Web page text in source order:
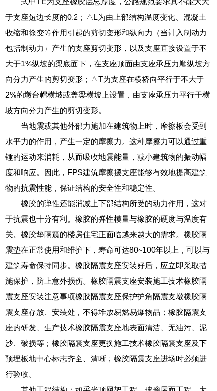
于支座短边长度的0.2；△L为由上部结构温度变化、混凝土
收缩和徐变等作用引起的剪切变形和纵向力（当计入制动力
包括制动力）产生的支座剪切变形，以及支座直接设置于不
大于1%纵坡的梁底面下，在支座顶面由支座承压力顺纵坡方
向分力产生的剪切变形；△T为支座在横桥向平行于不大于
2%的墩台帽横坡或盖梁横坡上设置，由支座承压力平行于横
坡方向分力产生的剪切变形。
当地震或其他外部力施加在建筑物上时，摩擦板会受到
水平力的作用，产生一定的摩擦力。这种摩擦力可以通过重
锤的运动来消耗，从而吸收地震能量，减小建筑物的振动幅
度和响应。因此，FPS建筑摩擦摆支座能够有效地提高建筑
物的抗震性能，保证结构的安全性和稳定性。
橡胶的弹性还能消减上下部结构所受的动力作用，这对
于抗震也十分有利。橡胶的弹性模量与橡胶的硬度与温度有
关。橡胶垫隔震的楼房住宅正面临越来越大的需求。橡胶隔
震垫在正常使用和维护下，寿命可达80~100年以上，可以与
建筑寿命保持同步。橡胶隔震支座安装好后，应立即采取措
施保护，防止意外损伤。橡胶隔震支座安装施工技术橡胶隔
震支座安装注意事项橡胶隔震支座保护护角隔震支墩橡胶隔
震支座存放、安装处，不得堆放易燃易爆物品；橡胶隔震支
座的研发、生产技术橡胶隔震支座地表面清洁、无油污、泥
沙、破损等；橡胶隔震支座更换施工技术橡胶隔震支座及下
预埋板地中心标志齐全、清晰；橡胶隔震支座进场时必须进
行验收。